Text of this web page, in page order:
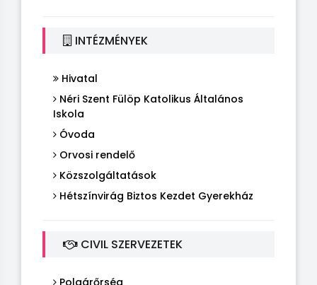
INTÉZMÉNYEK
Hivatal
Néri Szent Fülöp Katolikus Általános
Iskola
Óvoda
Orvosi rendelő
Közszolgáltatások
Hétszínvirág Biztos Kezdet Gyerekház
CIVIL SZERVEZETEK
Polgárőrség